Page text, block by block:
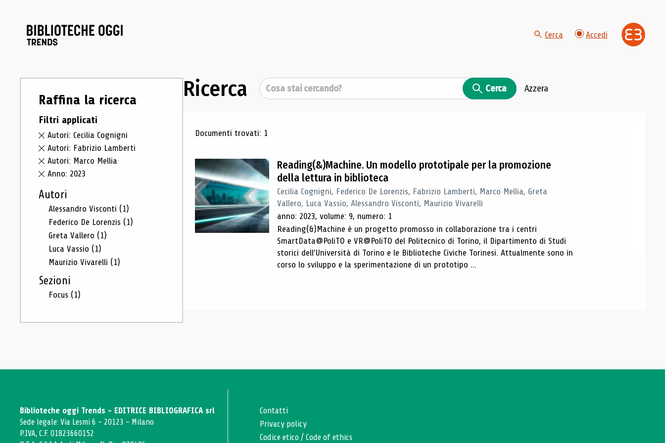
Cerca Accedi
Raffina la ricerca
Filtri applicati
Autori: Cecilia Cognigni
Autori: Fabrizio Lamberti
Autori: Marco Mellia
Anno: 2023
Autori
Alessandro Visconti (1)
Federico De Lorenzis (1)
Greta Vallero (1)
Luca Vassio (1)
Maurizio Vivarelli (1)
Sezioni
Focus (1)
Ricerca Cerca Cerca Azzera
Risultati di ricerca
Documenti trovati: 1
Reading(&)Machine. Un modello prototipale per la promozione
della lettura in biblioteca
Cecilia Cognigni, Federico De Lorenzis, Fabrizio Lamberti, Marco Mellia, Greta
Vallero, Luca Vassio, Alessandro Visconti, Maurizio Vivarelli
anno: 2023, volume: 9, numero: 1
Reading(&)Machine è un progetto promosso in collaborazione tra i centri
SmartData@PoliTO e VR@PoliTO del Politecnico di Torino, il Dipartimento di Studi
storici dell’Università di Torino e le Biblioteche Civiche Torinesi. Attualmente sono in
corso lo sviluppo e la sperimentazione di un prototipo ...
Biblioteche oggi Trends - EDITRICE BIBLIOGRAFICA srl
Sede legale: Via Lesmi 6 - 20123 - Milano
P.IVA, C.F. 01823660152
Contatti
Privacy policy
Codice etico /Code of ethics